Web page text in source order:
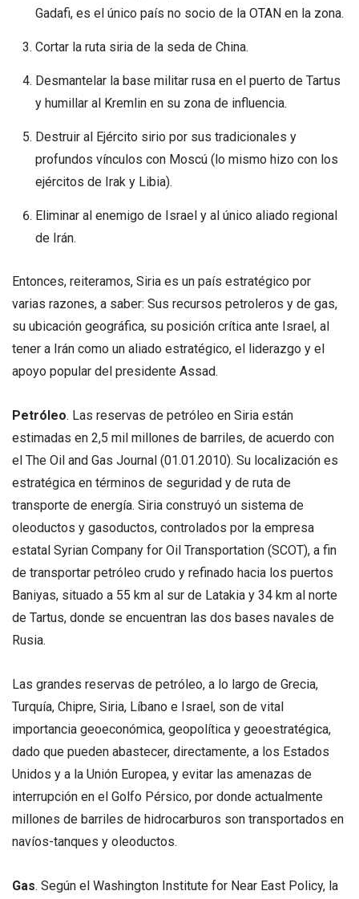
Gadafi, es el único país no socio de la OTAN en la zona.
Cortar la ruta siria de la seda de China.
Desmantelar la base militar rusa en el puerto de Tartus
y humillar al Kremlin en su zona de influencia.
Destruir al Ejército sirio por sus tradicionales y
profundos vínculos con Moscú (lo mismo hizo con los
ejércitos de Irak y Libia).
Eliminar al enemigo de Israel y al único aliado regional
de Irán.
Entonces, reiteramos, Siria es un país estratégico por
varias razones, a saber: Sus recursos petroleros y de gas,
su ubicación geográfica, su posición crítica ante Israel, al
tener a Irán como un aliado estratégico, el liderazgo y el
apoyo popular del presidente Assad.
Petróleo. Las reservas de petróleo en Siria están
estimadas en 2,5 mil millones de barriles, de acuerdo con
el The Oil and Gas Journal (01.01.2010). Su localización es
estratégica en términos de seguridad y de ruta de
transporte de energía. Siria construyó un sistema de
oleoductos y gasoductos, controlados por la empresa
estatal Syrian Company for Oil Transportation (SCOT), a fin
de transportar petróleo crudo y refinado hacia los puertos
Baniyas, situado a 55 km al sur de Latakia y 34 km al norte
de Tartus, donde se encuentran las dos bases navales de
Rusia.
Las grandes reservas de petróleo, a lo largo de Grecia,
Turquía, Chipre, Siria, Líbano e Israel, son de vital
importancia geoeconómica, geopolítica y geoestratégica,
dado que pueden abastecer, directamente, a los Estados
Unidos y a la Unión Europea, y evitar las amenazas de
interrupción en el Golfo Pérsico, por donde actualmente
millones de barriles de hidrocarburos son transportados en
navíos-tanques y oleoductos.
Gas. Según el Washington Institute for Near East Policy, la